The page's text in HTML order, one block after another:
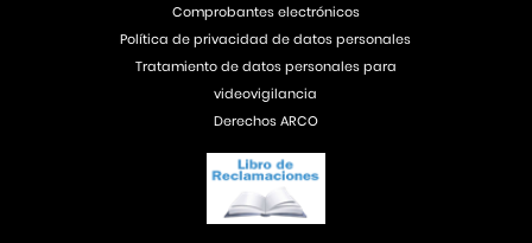
Comprobantes electrónicos
Política de privacidad de datos personales
Tratamiento de datos personales para
videovigilancia
Derechos ARCO